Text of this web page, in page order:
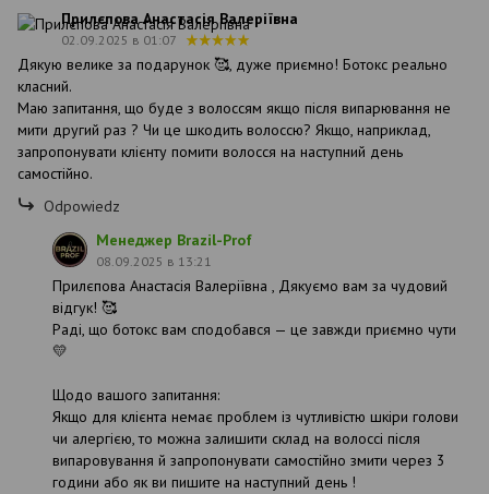
Прилєпова Анастасія Валеріївна
02.09.2025 в 01:07
Дякую велике за подарунок 🥰, дуже приємно! Ботокс реально
класний.
Маю запитання, що буде з волоссям якщо після випарювання не
мити другий раз ? Чи це шкодить волоссю? Якщо, наприклад,
запропонувати клієнту помити волосся на наступний день
самостійно.
Odpowiedz
Менеджер Brazil-Prof
08.09.2025 в 13:21
Прилєпова Анастасія Валеріївна , Дякуємо вам за чудовий
відгук! 🥰
Раді, що ботокс вам сподобався — це завжди приємно чути
💛
Щодо вашого запитання:
Якщо для клієнта немає проблем із чутливістю шкіри голови
чи алергією, то можна залишити склад на волоссі після
випаровування й запропонувати самостійно змити через 3
години або як ви пишите на наступний день !